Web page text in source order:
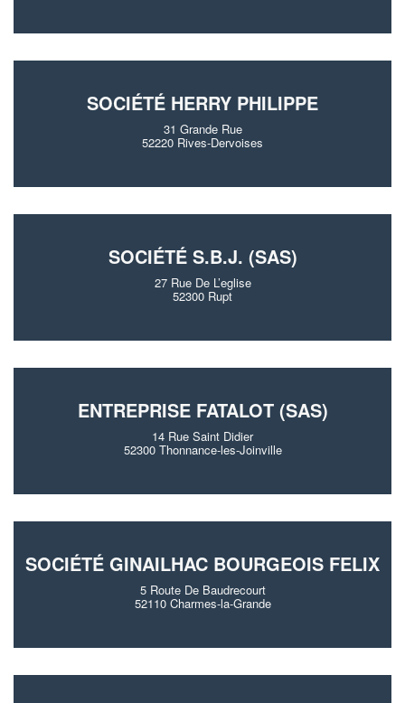
SOCIÉTÉ HERRY PHILIPPE
31 Grande Rue
52220 Rives-Dervoises
SOCIÉTÉ S.B.J. (SAS)
27 Rue De L’eglise
52300 Rupt
ENTREPRISE FATALOT (SAS)
14 Rue Saint Didier
52300 Thonnance-les-Joinville
SOCIÉTÉ GINAILHAC BOURGEOIS FELIX
5 Route De Baudrecourt
52110 Charmes-la-Grande